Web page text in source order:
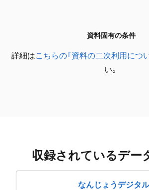
資料固有の条件
詳細はこちらの「資料の二次利用につい
い。
収録されているデー
なんじょうデジタ